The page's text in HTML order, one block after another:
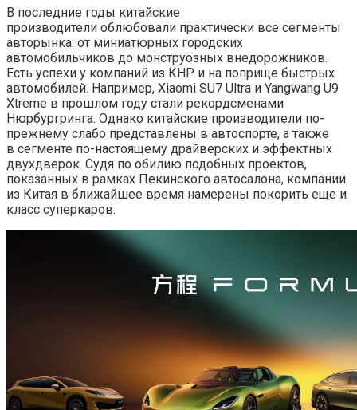
В последние годы китайские
производители облюбовали практически все сегменты
авторынка: от миниатюрных городских
автомобильчиков до монструозных внедорожников.
Есть успехи у компаний из КНР и на поприще быстрых
автомобилей. Например, Xiaomi SU7 Ultra и Yangwang U9
Xtreme в прошлом году стали рекордсменами
Нюрбургринга. Однако китайские производители по-
прежнему слабо представлены в автоспорте, а также
в сегменте по-настоящему драйверских и эффектных
двухдверок. Судя по обилию подобных проектов,
показанных в рамках Пекинского автосалона, компании
из Китая в ближайшее время намерены покорить еще и
класс суперкаров.